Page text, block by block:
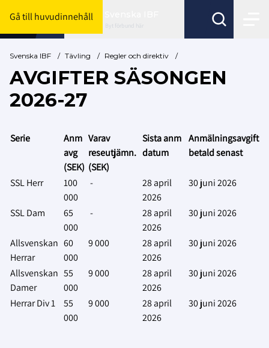
Gå till huvudinnehåll
Byt förbund här
Svenska IBF / Tävling / Regler och direktiv /
AVGIFTER SÄSONGEN
2026-27
Serie
Anm
avg
(SEK)
Varav
reseutjämn.
(SEK)
Sista anm
datum
Anmälningsavgift
betald senast
SSL Herr
100
000
-
28 april
2026
30 juni 2026
SSL Dam
65
000
-
28 april
2026
30 juni 2026
Allsvenskan
Herrar
60
000
9 000
28 april
2026
30 juni 2026
Allsvenskan
Damer
55
000
9 000
28 april
2026
30 juni 2026
Herrar Div 1
55
000
9 000
28 april
2026
30 juni 2026